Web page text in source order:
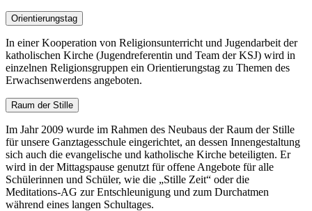
Orientierungstag
In einer Kooperation von Religionsunterricht und Jugendarbeit der
katholischen Kirche (Jugendreferentin und Team der KSJ) wird in
einzelnen Religionsgruppen ein Orientierungstag zu Themen des
Erwachsenwerdens angeboten.
Raum der Stille
Im Jahr 2009 wurde im Rahmen des Neubaus der Raum der Stille
für unsere Ganztagesschule eingerichtet, an dessen Innengestaltung
sich auch die evangelische und katholische Kirche beteiligten. Er
wird in der Mittagspause genutzt für offene Angebote für alle
Schülerinnen und Schüler, wie die „Stille Zeit“ oder die
Meditations-AG zur Entschleunigung und zum Durchatmen
während eines langen Schultages.